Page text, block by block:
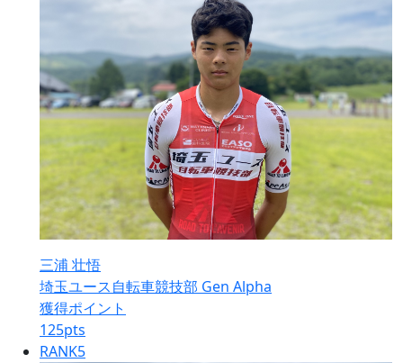
三浦 壮悟
埼玉ユース自転車競技部 Gen Alpha
獲得ポイント
125pts
RANK5